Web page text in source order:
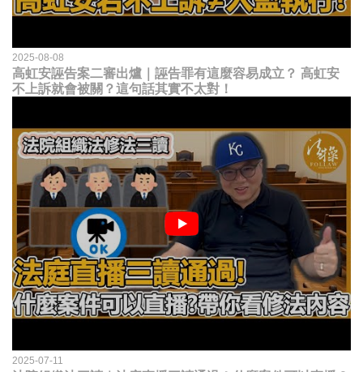
2025-08-08
高虹安誣告案二審出爐｜誣告罪有這麼容易成立？ 高虹安
不上訴就會被關？這句話其實不太對！
2025-07-11